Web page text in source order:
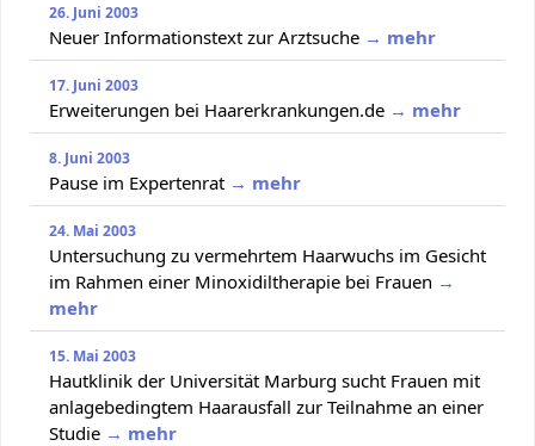
26. Juni 2003
Neuer Informationstext zur Arztsuche → mehr
17. Juni 2003
Erweiterungen bei Haarerkrankungen.de → mehr
8. Juni 2003
Pause im Expertenrat → mehr
24. Mai 2003
Untersuchung zu vermehrtem Haarwuchs im Gesicht
im Rahmen einer Minoxidiltherapie bei Frauen →
mehr
15. Mai 2003
Hautklinik der Universität Marburg sucht Frauen mit
anlagebedingtem Haarausfall zur Teilnahme an einer
Studie → mehr